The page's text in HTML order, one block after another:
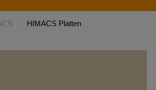
HIMACS Platten